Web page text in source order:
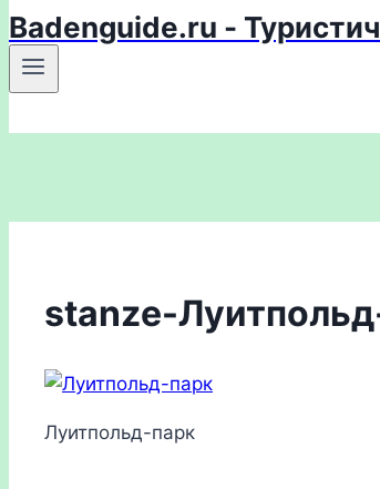
Badenguide.ru -
stanze-
Луитпольд-парк